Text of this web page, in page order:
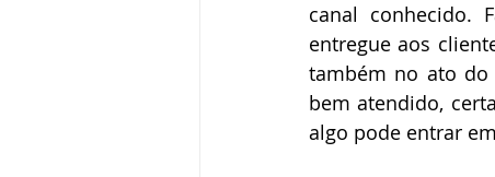
canal conhecido.
entregue aos
também no ato do
bem atendido,
algo pode entrar